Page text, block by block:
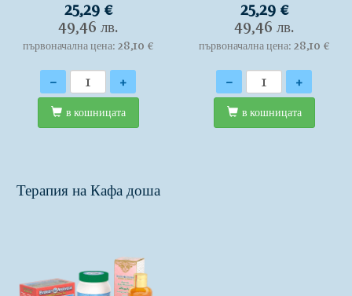
25,29 €
49,46 лв.
първоначална цена: 28,10 €
Количество
- +
в кошницата
25,29 €
49,46 лв.
първоначална цена: 28,10 €
Количество
- +
в кошницата
Терапия на Кафа доша